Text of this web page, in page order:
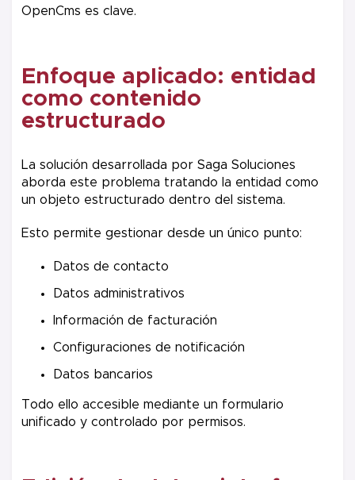
OpenCms es clave.
Enfoque aplicado: entidad
como contenido
estructurado
La solución desarrollada por Saga Soluciones
aborda este problema tratando la entidad como
un objeto estructurado dentro del sistema.
Esto permite gestionar desde un único punto:
Datos de contacto
Datos administrativos
Información de facturación
Configuraciones de notificación
Datos bancarios
Todo ello accesible mediante un formulario
unificado y controlado por permisos.